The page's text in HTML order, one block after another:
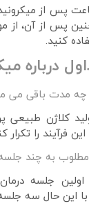
تا 6 ساعت پس از
پس از آن، از
کنید.
درباره
چه مدت باقی می
کلاژن طبیعی
فرآیند را تکرار
به چند جلسه
جلسه
این حال سه